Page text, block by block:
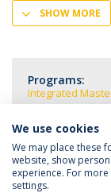
SHOW MORE
Programs:
Integrated
Privacy Policy
We use cookies
We may place these
website, show
experience. For
settings.